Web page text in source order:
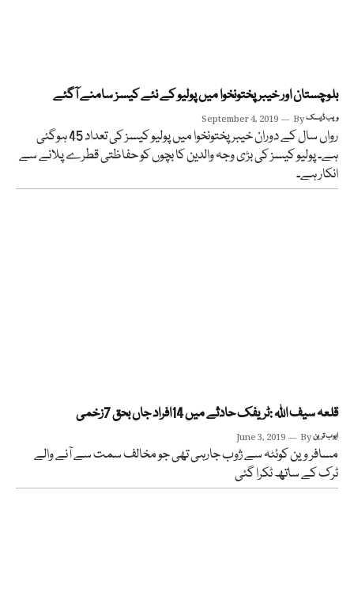
بلوچستان اور خیبر پختونخوا میں پولیو کے نئے کیسز سامنے آگئے
September 4, 2019 Byویب ڈیسک
رواں سال کے دوران خیبر پختونخوا میں پولیو کیسز کی تعداد 45 ہوگئی
ہے۔ پولیو کیسز کی بڑی وجہ والدین کا بچوں کو حفاظتی قطرے پلانے سے
انکار ہے۔
قلعہ سیف اللہ :ٹریفک حادثے میں 14افراد جاں بحق 7زخمی
June 3, 2019 Byایوب ترین
مسافر وین کوئٹہ سے ژوب جارہی تھی جو مخالف سمت سے آنے والے
ٹرک کے ساتھ ٹکرا گئی